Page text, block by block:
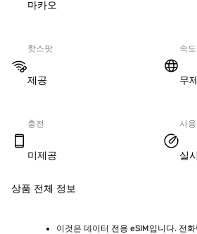
마카오
핫스팟
제공
속도
무
충전
미제공
사
실
상품 전체 정보
이것은 데이터 전용 eSIM입니다. 전